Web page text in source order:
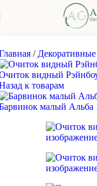
Skip to navigation Skip
/
видный
к товарам
малый Альба